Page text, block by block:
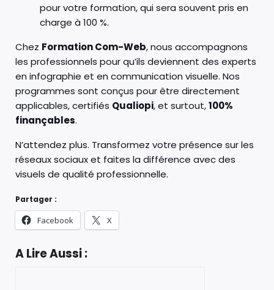
pour votre formation, qui sera souvent pris en
charge à 100 %.
Chez Formation Com-Web, nous accompagnons
les professionnels pour qu’ils deviennent des experts
en infographie et en communication visuelle. Nos
programmes sont conçus pour être directement
applicables, certifiés Qualiopi, et surtout,100%
finançables.
N’attendez plus. Transformez votre présence sur les
réseaux sociaux et faites la différence avec des
visuels de qualité professionnelle.
Partager :
Facebook X
A Lire Aussi :